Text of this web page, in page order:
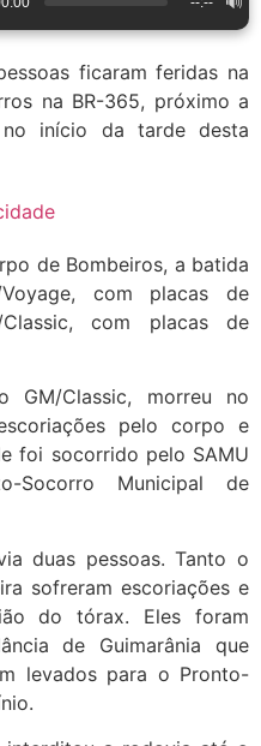
ficaram feridas na
na BR-365, próximo a
início da tarde desta
de Bombeiros, a batida
com placas de
com placas de
GM/Classic, morreu no
pelo corpo e
foi socorrido pelo SAMU
Municipal de
duas pessoas. Tanto o
sofreram escoriações e
do tórax. Eles foram
de Guimarânia que
levados para o Pronto-